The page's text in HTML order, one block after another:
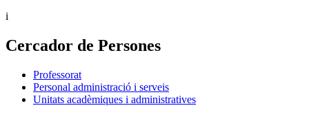
i
Cercador de Persones
Professorat
Personal administració i serveis
Unitats acadèmiques i administratives